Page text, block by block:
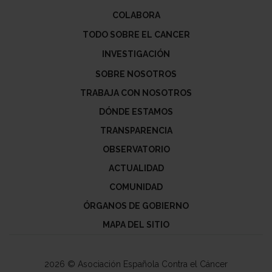
COLABORA
TODO SOBRE EL CANCER
INVESTIGACIÓN
SOBRE NOSOTROS
TRABAJA CON NOSOTROS
DÓNDE ESTAMOS
TRANSPARENCIA
OBSERVATORIO
ACTUALIDAD
COMUNIDAD
ÓRGANOS DE GOBIERNO
MAPA DEL SITIO
2026 © Asociación Española Contra el Cáncer